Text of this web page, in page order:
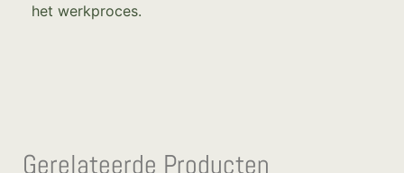
het werkproces.
Gerelateerde Producten